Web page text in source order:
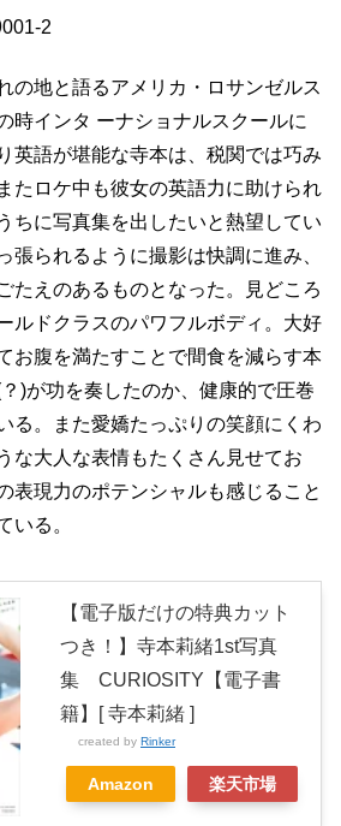
2
の地と語るアメリカ・ロサンゼルス
時インタ ーナショナルスクールに
英語が堪能な寺本は、税関では巧み
たロケ中も彼女の英語力に助けられ
ちに写真集を出したいと熱望してい
張られるように撮影は快調に進み、
たえのあるものとなった。見どころ
ルドクラスのパワフルボディ。大好
お腹を満たすことで間食を減らす本
)が功を奏したのか、健康的で圧巻
る。また愛嬌たっぷりの笑顔にくわ
な大人な表情もたくさん見せてお
表現力のポテンシャルも感じること
いる。
【電子版だけの特典カット
つき！】寺本莉緒1st写真
集 CURIOSITY【電子書
籍】[ 寺本莉緒 ]
created by Rinker
Amazon 楽天市場